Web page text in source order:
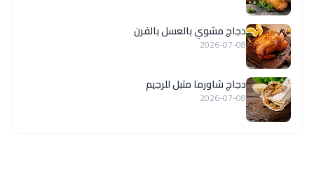
دجاج مشوي بالعسل بالفرن
2026-07-08
دجاج شاورما متبل للرجيم
2026-07-08